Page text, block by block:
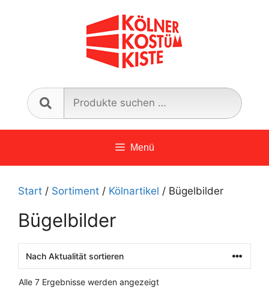
nach:
Menü
Start / Sortiment / Kölnartikel / Bügelbilder
Bügelbilder
Alle 7 Ergebnisse werden angezeigtNach